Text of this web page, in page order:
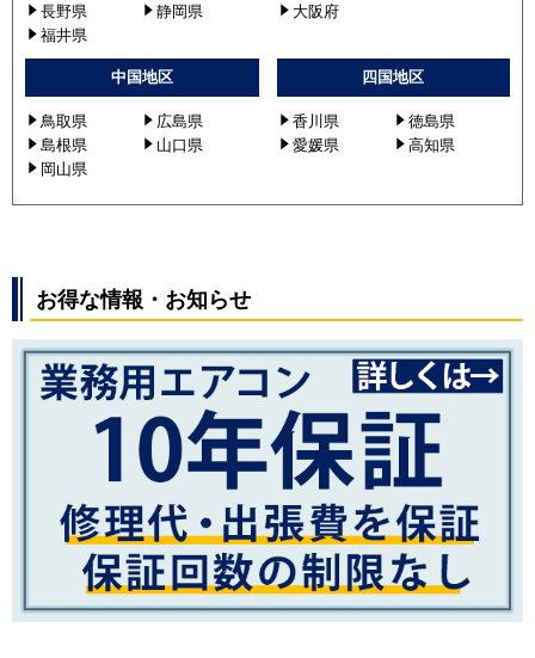
長野県
静岡県
福井県
大阪府
中国地区
鳥取県
広島県
島根県
山口県
岡山県
四国地区
香川県
徳島県
愛媛県
高知県
お得な情報・お知らせ